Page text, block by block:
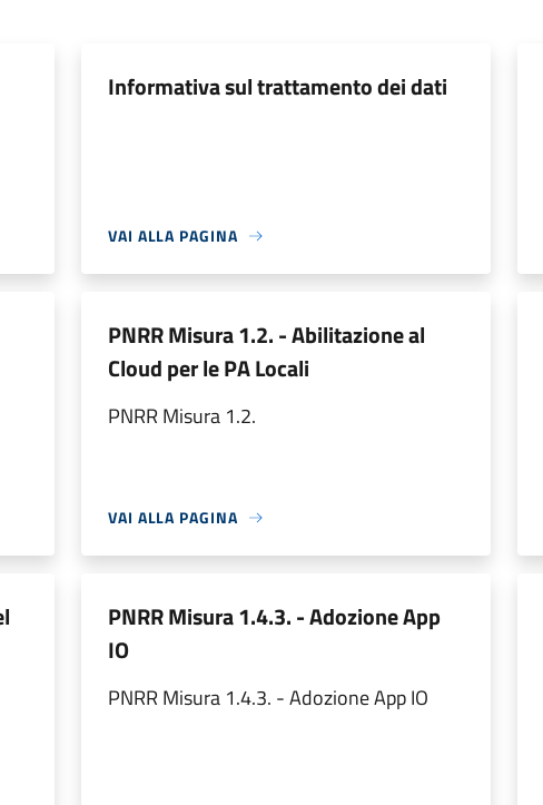
Informativa sul trattamento dei dati
VAI ALLA PAGINA
PNRR Misura 1.2. - Abilitazione al
Cloud per le PA Locali
PNRR Misura 1.2.
VAI ALLA PAGINA
PNRR Misura 1.4.3. - Adozione App
IO
PNRR Misura 1.4.3. - Adozione App IO